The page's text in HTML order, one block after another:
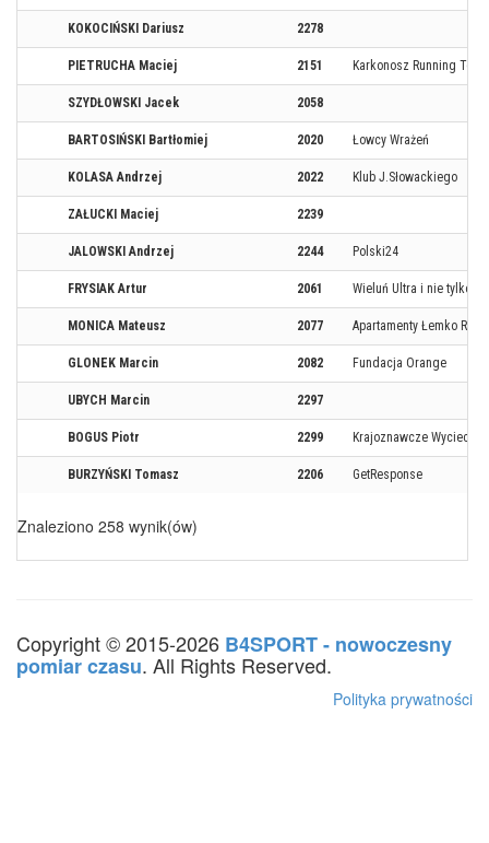
KOKOCIŃSKI Dariusz 2278
PIETRUCHA Maciej 2151 Karkonosz Running Team
SZYDŁOWSKI Jacek 2058
BARTOSIŃSKI Bartłomiej 2020 Łowcy Wrażeń
KOLASA Andrzej 2022 Klub J.Słowackiego
ZAŁUCKI Maciej 2239
JALOWSKI Andrzej 2244 Polski24
FRYSIAK Artur 2061 Wieluń Ultra i nie tylko
MONICA Mateusz 2077 Apartamenty Łemko
GLONEK Marcin 2082 Fundacja Orange
UBYCH Marcin 2297
BOGUS Piotr 2299 Krajoznawcze
BURZYŃSKI Tomasz 2206 GetResponse
Znaleziono 258 wynik(ów)
Copyright © 2015-2026 B4SPORT - nowoczesny
pomiar czasu. All Rights Reserved.
Polityka prywatności